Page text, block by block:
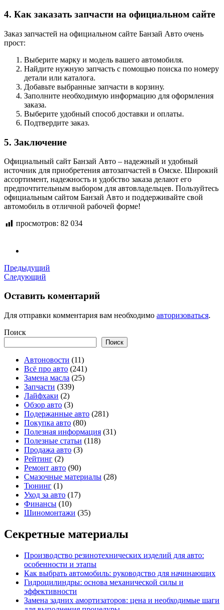
4. Как заказать запчасти на официальном сайте
Заказ запчастей на официальном сайте Банзай Авто очень
прост:
Выберите марку и модель вашего автомобиля.
Найдите нужную запчасть с помощью поиска по номеру
детали или каталога.
Добавьте выбранные запчасти в корзину.
Заполните необходимую информацию для оформления
заказа.
Выберите удобный способ доставки и оплаты.
Подтвердите заказ.
5. Заключение
Официальный сайт Банзай Авто – надежный и удобный
источник для приобретения автозапчастей в Омске. Широкий
ассортимент, надежность и удобство заказа делают его
предпочтительным выбором для автовладельцев. Пользуйтесь
официальным сайтом Банзай Авто и поддерживайте свой
автомобиль в отличной рабочей форме!
просмотров: 82 034
Предыдущий
Следующий
Оставить коментарий
Для отправки комментария вам необходимо авторизоваться.
Поиск
Поиск
Автоновости (11)
Всё про авто (241)
Замена масла (25)
Запчасти (339)
Лайфхаки (2)
Обзор авто (3)
Подержанные авто (281)
Покупка авто (80)
Полезная информация (31)
Полезные статьи (118)
Продажа авто (3)
Рейтинг (2)
Ремонт авто (90)
Смазочные материалы (28)
Тюнинг (1)
Уход за авто (17)
Финансы (10)
Шиномонтажи (35)
Секретные материалы
Производство резинотехнических изделий для авто:
особенности и этапы
Как выбрать автомобиль: руководство для начинающих
Гидроцилиндры: основа механической силы и
эффективности
Замена задних амортизаторов: цена и необходимые шаги